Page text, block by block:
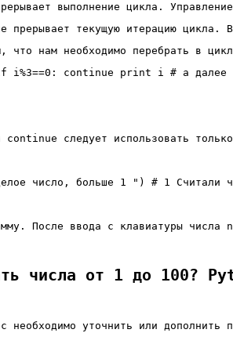
выполнение цикла.
прерывает текущую итерацию цикла.
что нам необходимо перебрать в
continue print i # а далее
continue следует использовать
число, больше 1 ") # 1
После ввода с клавиатуры
числа от 1 до 100?
необходимо уточнить или